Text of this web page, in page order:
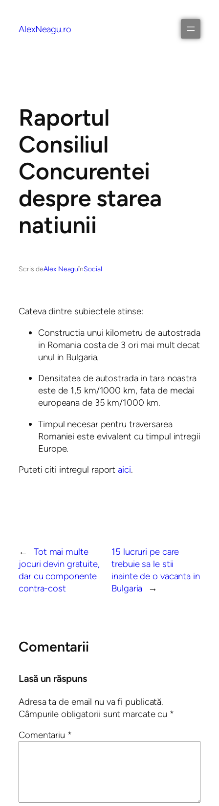
AlexNeagu.ro
Raportul
Consiliul
Concurentei
despre starea
natiunii
Scris deAlex NeaguînSocial
Cateva dintre subiectele atinse:
Constructia unui kilometru de autostrada
in Romania costa de 3 ori mai mult decat
unul in Bulgaria.
Densitatea de autostrada in tara noastra
este de 1,5 km/1000 km, fata de medai
europeana de 35 km/1000 km.
Timpul necesar pentru traversarea
Romaniei este evivalent cu timpul intregii
Europe.
Puteti citi intregul raportaici.
←
Tot mai multe
jocuri devin gratuite,
dar cu componente
contra-cost
15 lucruri pe care
trebuie sa le stii
inainte de o vacanta in
Bulgaria
→
Comentarii
Lasă un răspuns
Adresa ta de email nu va fi publicată.
Câmpurile obligatorii sunt marcate cu *
Comentariu *